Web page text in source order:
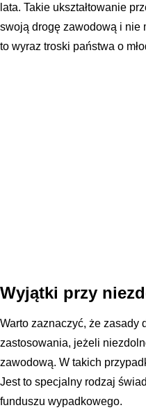
lata. Takie ukształtowanie
swoją drogę zawodową i nie
to wyraz troski państwa o
Wyjątki przy
Warto zaznaczyć, że zasady
zastosowania, jeżeli
zawodową. W takich
Jest to specjalny rodzaj
funduszu wypadkowego.